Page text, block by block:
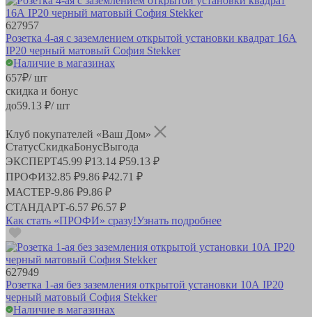
627957
Розетка 4-ая с заземлением открытой установки квадрат 16А
IP20 черный матовый София Stekker
Наличие в магазинах
657₽/ шт
скидка и бонус
до59.13 ₽/ шт
Клуб покупателей «Ваш Дом»
СтатусСкидкаБонусВыгода
ЭКСПЕРТ45.99 ₽13.14 ₽59.13 ₽
ПРОФИ32.85 ₽9.86 ₽42.71 ₽
МАСТЕР-9.86 ₽9.86 ₽
СТАНДАРТ-6.57 ₽6.57 ₽
Как стать «ПРОФИ» сразу!Узнать подробнее
627949
Розетка 1-ая без заземления открытой установки 10А IP20
черный матовый София Stekker
Наличие в магазинах